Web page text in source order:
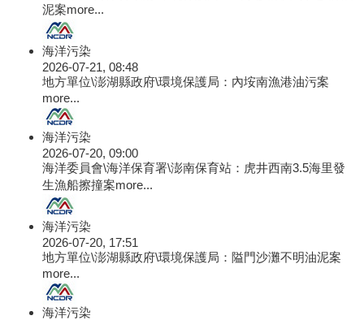
泥案more...
海洋污染
2026-07-21, 08:48
地方單位\澎湖縣政府\環境保護局：內垵南漁港油污案
more...
海洋污染
2026-07-20, 09:00
海洋委員會\海洋保育署\澎南保育站：虎井西南3.5海里發
生漁船擦撞案more...
海洋污染
2026-07-20, 17:51
地方單位\澎湖縣政府\環境保護局：隘門沙灘不明油泥案
more...
海洋污染